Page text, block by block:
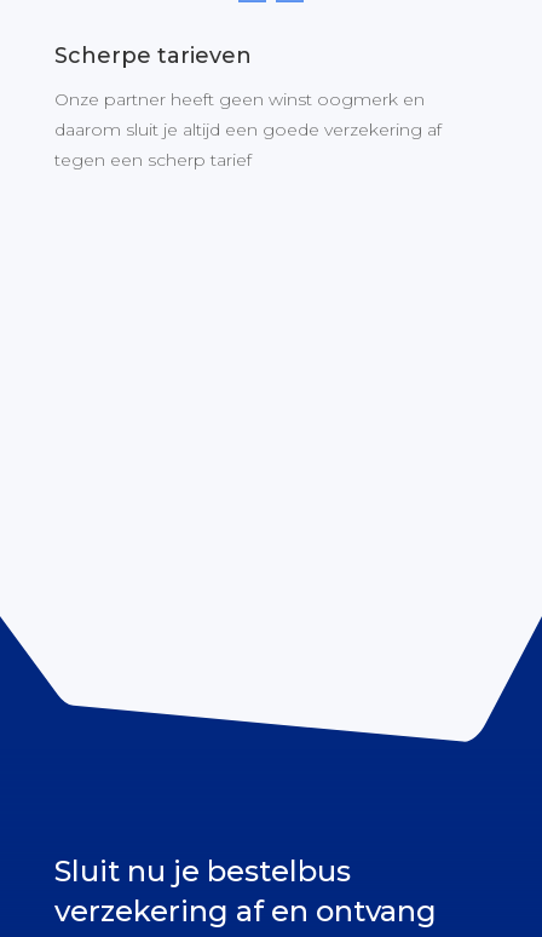
Scherpe tarieven
Onze partner heeft geen winst oogmerk en
daarom sluit je altijd een goede verzekering af
tegen een scherp tarief
Sluit nu je bestelbus
verzekering af en ontvang